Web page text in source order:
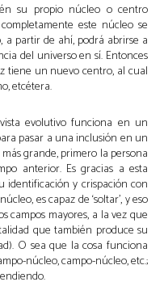
su propio núcleo o centro
este núcleo se
a partir de ahí, podrá abrirse a
del universo en sí. Entonces
tiene un nuevo centro, al cual
etcétera.
evolutivo funciona en un
pasar a una inclusión en un
grande, primero la persona
anterior. Es gracias a esta
identificación y crispación con
es capaz de ‘soltar’, y eso
campos mayores, a la vez que
que también produce su
O sea que la cosa funciona
núcleo, campo-núcleo, etc.;